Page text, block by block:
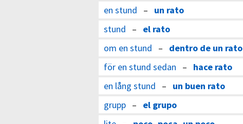
en stund – un rato
stund – el rato
om en stund – dentro de un rato
för en stund sedan – hace rato
en lång stund – un buen rato
grupp – el grupo